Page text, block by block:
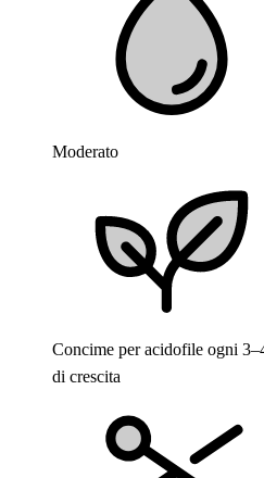
Moderato
Concime per acidofile ogni
di crescita